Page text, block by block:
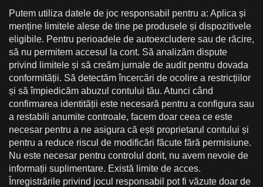
Putem utiliza datele de joc responsabil pentru a: Aplica și
menține limitele alese de tine pe produsele și dispozitivele
eligibile. Pentru perioadele de autoexcludere sau de răcire,
să nu permitem accesul la cont. Să analizăm dispute
privind limitele și să creăm jurnale de audit pentru dovada
conformității. Să detectăm încercări de ocolire a restricțiilor
și să împiedicăm abuzul contului tău. Atunci când
confirmarea identității este necesară pentru a configura sau
a restabili anumite controale, facem doar ceea ce este
necesar pentru a ne asigura că ești proprietarul contului și
pentru a reduce riscul de modificări făcute fără permisiune.
Nu este necesar pentru controlul dorit, nu avem nevoie de
informații suplimentare. Există limite de acces.
Înregistrările privind jocul responsabil pot fi văzute doar de